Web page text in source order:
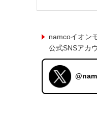
namcoイオン
公式SNSアカ